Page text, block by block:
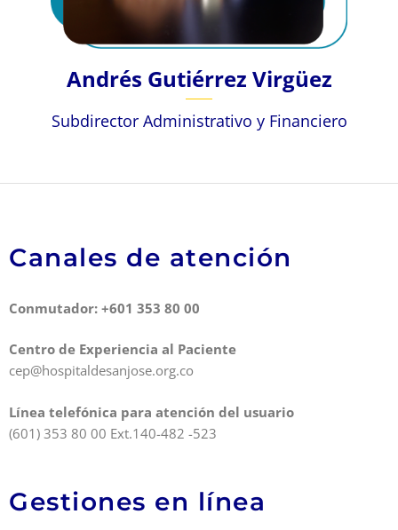
Andrés Gutiérrez Virgüez
Subdirector Administrativo y Financiero
Canales de atención
Conmutador: +601 353 80 00
Centro de Experiencia al Paciente
cep@hospitaldesanjose.org.co
Línea telefónica para atención del usuario
(601) 353 80 00 Ext.140-482 -523
Gestiones en línea